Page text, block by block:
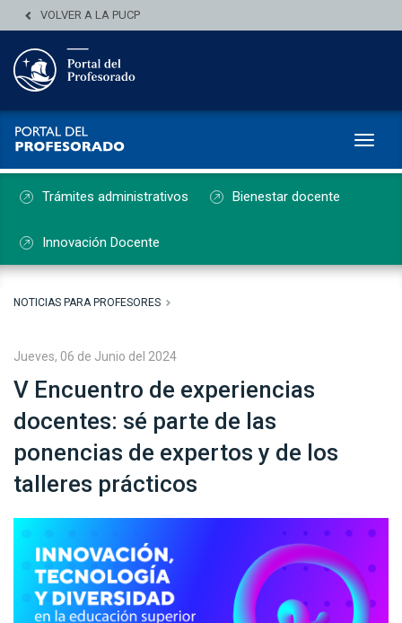
VOLVER A LA PUCP
Trámites administrativos Bienestar docente
Innovación Docente
NOTICIAS PARA PROFESORES
Jueves, 06 de Junio del 2024
V Encuentro de experiencias
docentes: sé parte de las
ponencias de expertos y de los
talleres prácticos